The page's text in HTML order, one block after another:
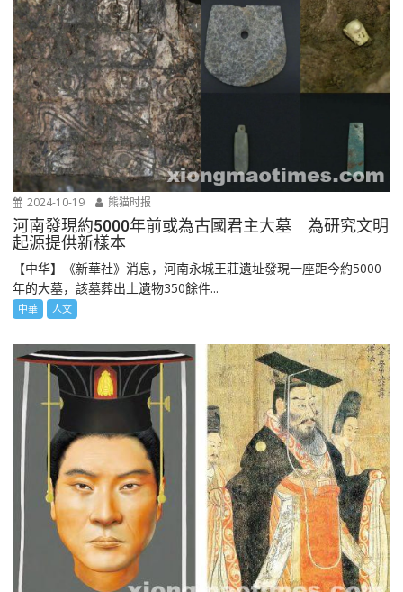
2024-10-19 熊猫时报
河南發現約5000年前或為古國君主大墓 為研究文明
起源提供新樣本
【中华】《新華社》消息，河南永城王莊遺址發現一座距今約5000
年的大墓，該墓葬出土遺物350餘件...
中華 人文